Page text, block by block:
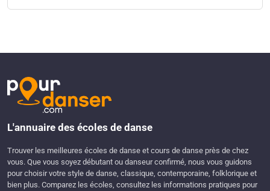
L'annuaire des écoles de danse
Trouver les meilleures écoles de danse et cours de danse près de chez
vous. Que vous soyez débutant ou danseur confirmé, nous vous guidons
pour choisir votre style de danse, classique, contemporaine, folklorique et
bien plus. Comparez les écoles, consultez les informations pratiques pour